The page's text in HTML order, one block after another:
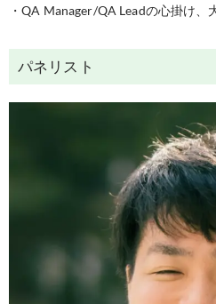
・QA Manager/QA Leadの心掛け、
パネリスト